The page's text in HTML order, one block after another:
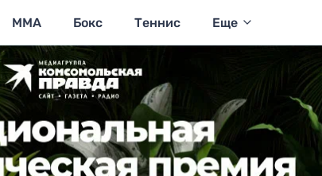
MMA Бокс Теннис Еще